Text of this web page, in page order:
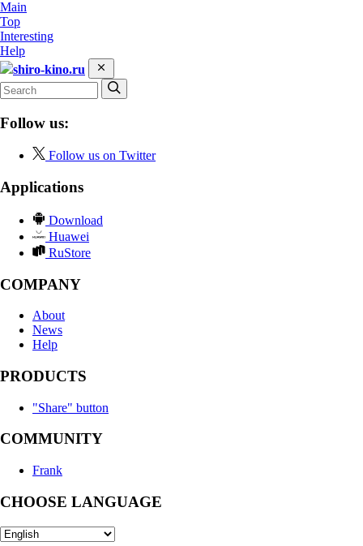
Main
Top
Interesting
Help
shiro-kino.ru
Follow us:
Follow us on Twitter
Applications
Download
Huawei
RuStore
COMPANY
About
News
Help
PRODUCTS
"Share" button
COMMUNITY
Frank
CHOOSE LANGUAGE